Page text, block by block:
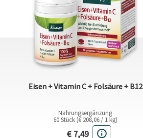
Eisen + Vitamin C + Folsäure + B12
Nahrungsergänzung
60 Stück (€ 208,06 / 1 kg)
Aktueller Preis
€ 7,49